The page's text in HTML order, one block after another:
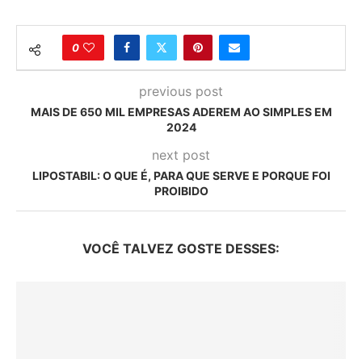
0
previous post
MAIS DE 650 MIL EMPRESAS ADEREM AO SIMPLES EM
2024
next post
LIPOSTABIL: O QUE É, PARA QUE SERVE E PORQUE FOI
PROIBIDO
VOCÊ TALVEZ GOSTE DESSES: